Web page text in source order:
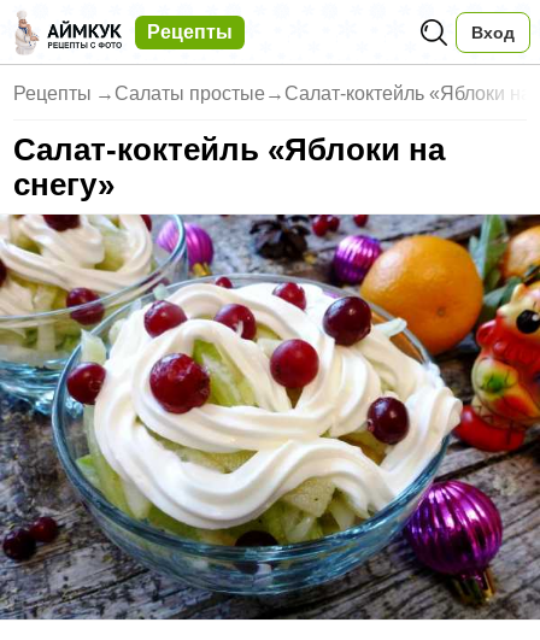
Рецепты Вход
Рецепты → Салаты простые → Салат-коктейль «Яблоки на
Салат-коктейль «Яблоки на
снегу»